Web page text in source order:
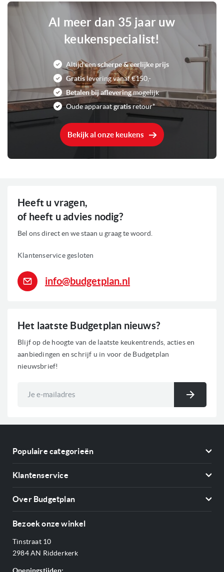
Al meer dan 35 jaar uw
keukenspecialist!
Altijd eenscherpe & eerlijke prijs
Gratislevering vanaf €150,-
Betalen bij afleveringmogelijk
Oude apparaatgratisretour*
Bekijk al onze keukens
Het laatste Budgetplan nieuws?
Blijf op de hoogte van de laatste keukentrends, acties en
aanbiedingen en schrijf u in voor de Budgetplan
nieuwsbrief!
Heeft u vragen,
of heeft u advies nodig?
Bel ons direct en we staan u graag te woord.
Klantenservice gesloten
info@budgetplan.nl
Populaire categorieën
Kookplaten
Afzuigkappen
Ovens
Stoomovens
Magnetrons
Vaatwassers
Klantenservice
Betalen
Veelgestelde vragen
Over Budgetplan
Adres & Route
Bezoek onze winkel
Tinstraat 10
2984 AN Ridderkerk
Openingstijden: